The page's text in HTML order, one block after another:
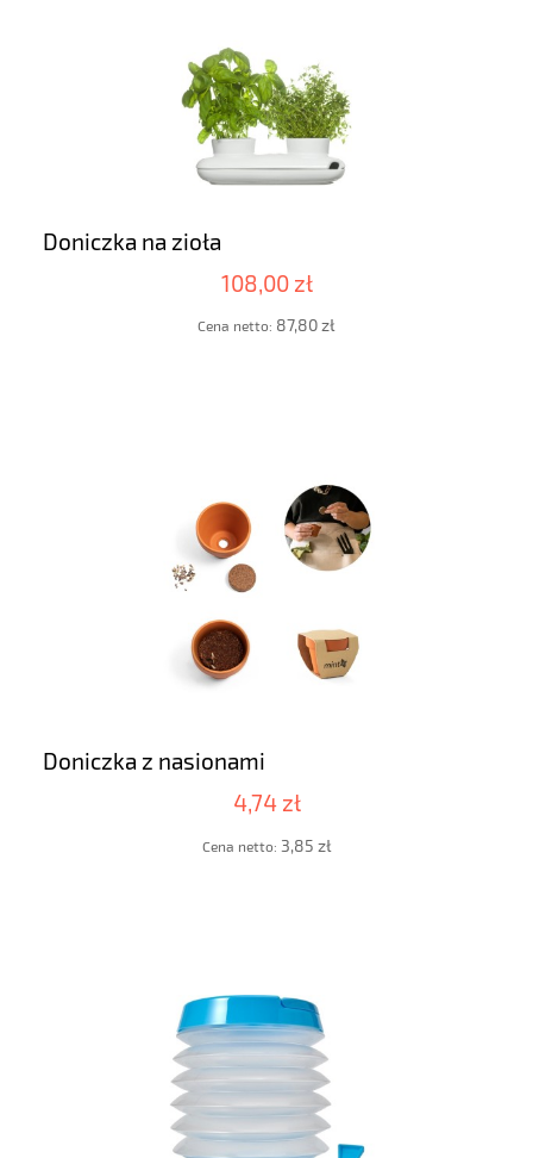
Doniczka na zioła
108,00 zł
Cena netto: 87,80 zł
Doniczka z nasionami
4,74 zł
Cena netto: 3,85 zł